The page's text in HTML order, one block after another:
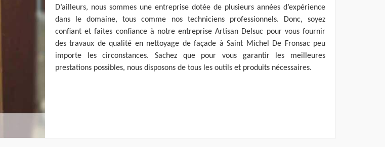
D’ailleurs, nous sommes une entreprise dotée de plusieurs années d’expérience
dans le domaine, tous comme nos techniciens professionnels. Donc, soyez
confiant et faites confiance à notre entreprise Artisan Delsuc pour vous fournir
des travaux de qualité en nettoyage de façade à Saint Michel De Fronsac peu
importe les circonstances. Sachez que pour vous garantir les meilleures
prestations possibles, nous disposons de tous les outils et produits nécessaires.